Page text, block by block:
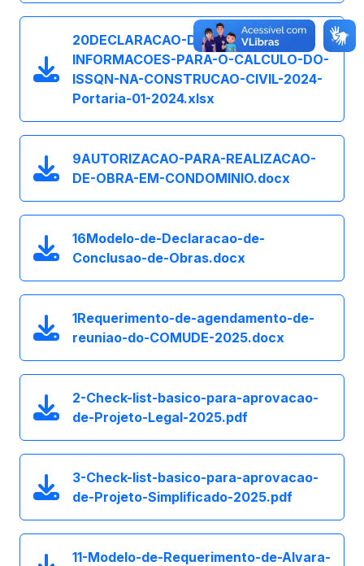
20DECLARACAO-DE-AJUSTE-DE-
INFORMACOES-PARA-O-CALCULO-DO-
ISSQN-NA-CONSTRUCAO-CIVIL-2024-
Portaria-01-2024.xlsx
9AUTORIZACAO-PARA-REALIZACAO-
DE-OBRA-EM-CONDOMINIO.docx
16Modelo-de-Declaracao-de-
Conclusao-de-Obras.docx
1Requerimento-de-agendamento-de-
reuniao-do-COMUDE-2025.docx
2-Check-list-basico-para-aprovacao-
de-Projeto-Legal-2025.pdf
3-Check-list-basico-para-aprovacao-
de-Projeto-Simplificado-2025.pdf
11-Modelo-de-Requerimento-de-Alvara-